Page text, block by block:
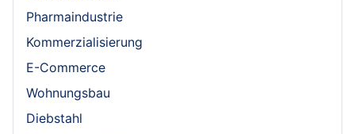
Pharmaindustrie
Kommerzialisierung
E-Commerce
Wohnungsbau
Diebstahl